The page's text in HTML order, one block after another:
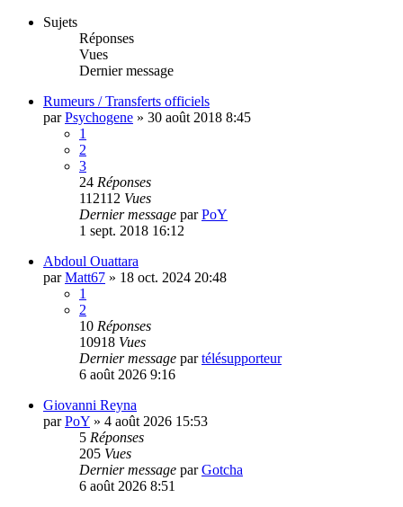
Sujets
Réponses
Vues
Dernier message
Rumeurs / Transferts officiels
parPsychogene » 30 août 2018 8:45
1
2
3
24 Réponses
112112 Vues
Dernier message parPoY
1 sept. 2018 16:12
Abdoul Ouattara
parMatt67 » 18 oct. 2024 20:48
1
2
10 Réponses
10918 Vues
Dernier message partélésupporteur
6 août 2026 9:16
Giovanni Reyna
parPoY » 4 août 2026 15:53
5 Réponses
205 Vues
Dernier message parGotcha
6 août 2026 8:51